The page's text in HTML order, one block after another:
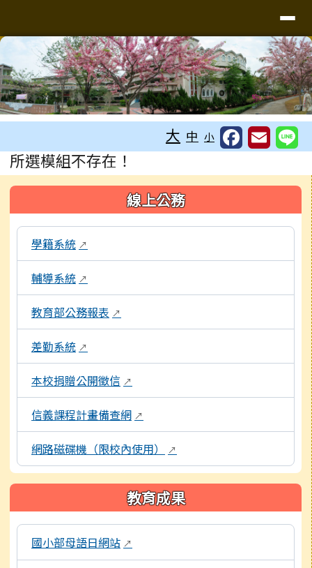
大 中 小
主內容區域
所選模組不存在！
左邊區域內容 線上公務
本區域包含校內行政系統連結，點擊後皆會另開視窗。
學籍系統 ↗
輔導系統 ↗
教育部公務報表 ↗
差勤系統 ↗
本校捐贈公開徵信 ↗
信義課程計畫備查網 ↗
網路磁碟機（限校內使用） ↗
教育成果
以下為校內各專題網站連結，點擊後將另開新視窗開啟網頁
國小部母語日網站 ↗
頁尾區域